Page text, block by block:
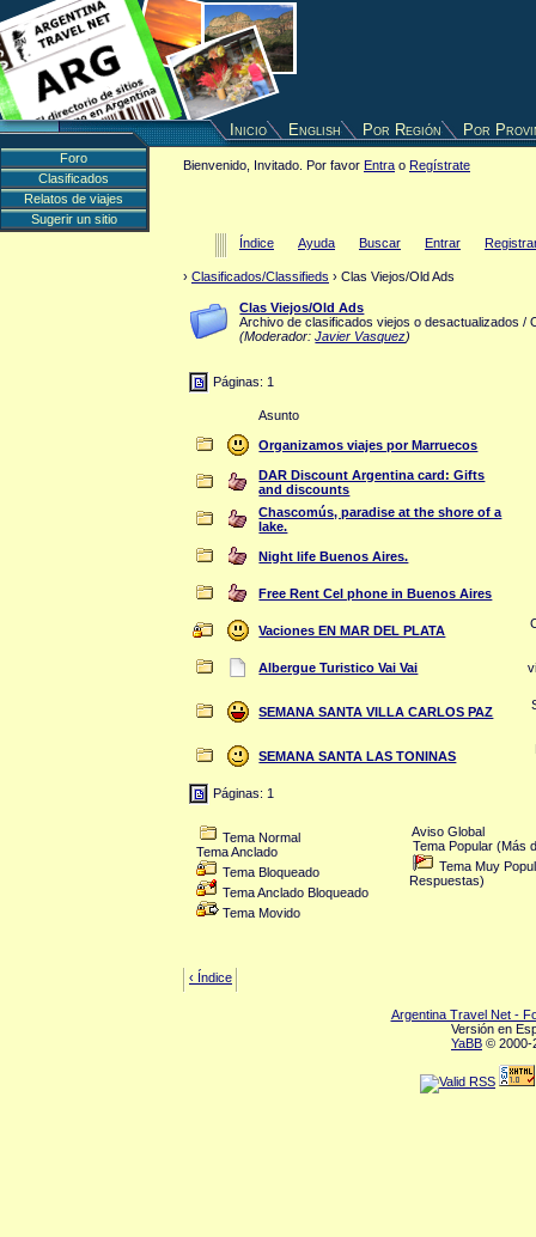
Inicio English Por Región Por
Foro
Clasificados
Relatos de viajes
Sugerir un sitio
Bienvenido, Invitado. Por favor Entra o Regístrate
Índice Ayuda Buscar Entrar
› Clasificados/Classifieds › Clas Viejos/Old Ads
Clas Viejos/Old Ads
Archivo de clasificados viejos o desactualizados /
(Moderador:Javier Vasquez)
Páginas: 1
Asunto
Organizamos viajes por Marruecos
DAR Discount Argentina card: Gifts
and discounts
Chascomús, paradise at the shore of a
lake.
Night life Buenos Aires.
Free Rent Cel phone in Buenos Aires
Vaciones EN MAR DEL PLATA
Albergue Turistico Vai Vai
SEMANA SANTA VILLA CARLOS PAZ
SEMANA SANTA LAS TONINAS
Páginas: 1
Tema Normal
Tema Anclado
Tema Bloqueado
Tema Anclado Bloqueado
Tema Movido
Aviso Global
Tema Popular (Más
Tema Muy
Respuestas)
‹ Índice
Argentina Travel Net -
Versión en
YaBB © 2000-